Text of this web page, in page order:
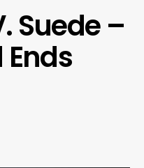
Suede –